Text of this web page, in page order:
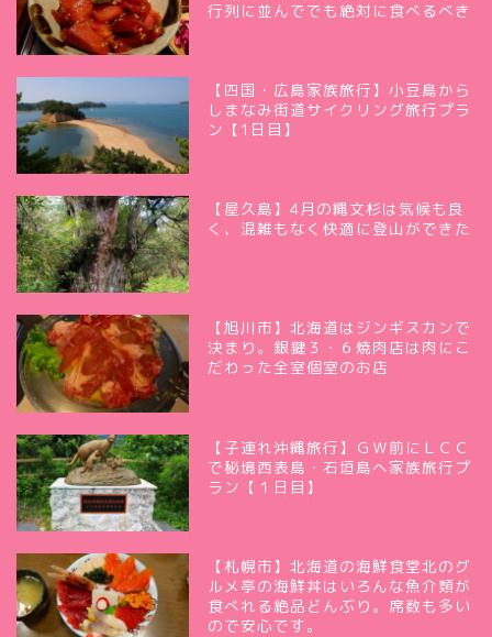
行列に並んででも絶対に食べるべき
【四国・広島家族旅行】小豆島から
しまなみ街道サイクリング旅行プラ
ン【1日目】
【屋久島】4月の縄文杉は気候も良
く、混雑もなく快適に登山ができた
【旭川市】北海道はジンギスカンで
決まり。銀鍵３・６焼肉店は肉にこ
だわった全室個室のお店
【子連れ沖縄旅行】ＧＷ前にＬＣＣ
で秘境西表島・石垣島へ家族旅行プ
ラン【１日目】
【札幌市】北海道の海鮮食堂北のグ
ルメ亭の海鮮丼はいろんな魚介類が
食べれる絶品どんぶり。席数も多い
ので安心です。